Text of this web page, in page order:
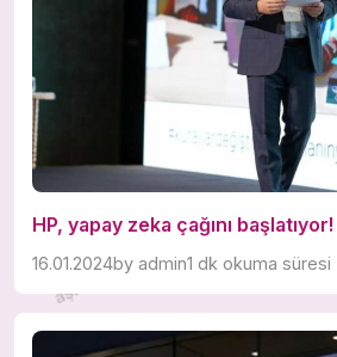
HP, yapay zeka çağını başlatıyor!
16.01.2024by admin1 dk okuma süresi